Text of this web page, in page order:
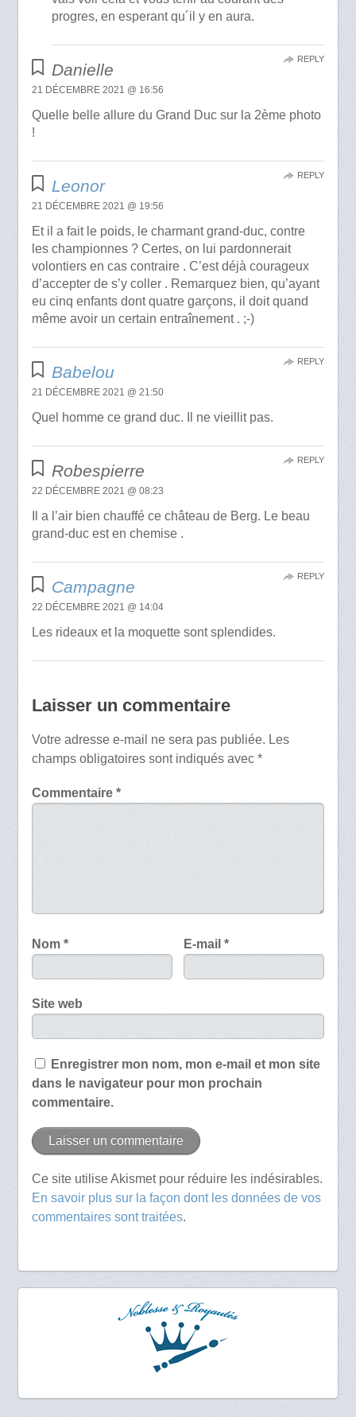
progres, en esperant qu´il y en aura.
Danielle
21 DÉCEMBRE 2021 @ 16:56
Quelle belle allure du Grand Duc sur la 2ème photo
!
REPLY
Leonor
21 DÉCEMBRE 2021 @ 19:56
Et il a fait le poids, le charmant grand-duc, contre
les championnes ? Certes, on lui pardonnerait
volontiers en cas contraire . C’est déjà courageux
d’accepter de s’y coller . Remarquez bien, qu’ayant
eu cinq enfants dont quatre garçons, il doit quand
même avoir un certain entraînement . ;-)
REPLY
Babelou
21 DÉCEMBRE 2021 @ 21:50
Quel homme ce grand duc. Il ne vieillit pas.
REPLY
Robespierre
22 DÉCEMBRE 2021 @ 08:23
Il a l’air bien chauffé ce château de Berg. Le beau
grand-duc est en chemise .
REPLY
Campagne
22 DÉCEMBRE 2021 @ 14:04
Les rideaux et la moquette sont splendides.
REPLY
Laisser un commentaire
Votre adresse e-mail ne sera pas publiée. Les
champs obligatoires sont indiqués avec *
Commentaire *
Nom * E-mail*
Site web
Enregistrer mon nom, mon e-mail et mon site
dans le navigateur pour mon prochain
commentaire.
Ce site utilise Akismet pour réduire les indésirables.
En savoir plus sur la façon dont les données de vos
commentaires sont traitées.